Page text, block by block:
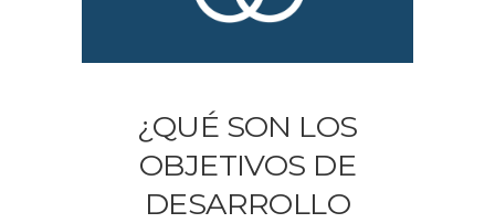
¿QUÉ SON LOS
OBJETIVOS DE
DESARROLLO